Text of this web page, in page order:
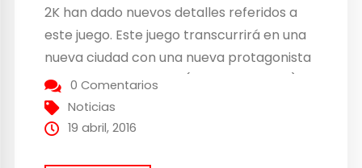
2K han dado nuevos detalles referidos a
este juego. Este juego transcurrirá en una
nueva ciudad con una nueva protagonista
en una nueva década (finales de los 60).
Tendrá su música característica, Vietnam,
las drogas y las...
0 Comentarios
Noticias
19 abril, 2016